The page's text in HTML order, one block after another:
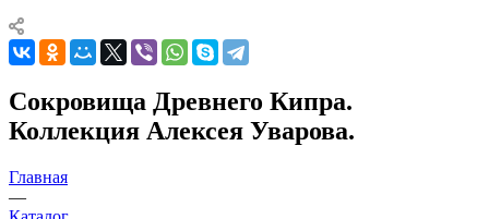
Сокровища Древнего Кипра.
Коллекция Алексея Уварова.
Главная
—